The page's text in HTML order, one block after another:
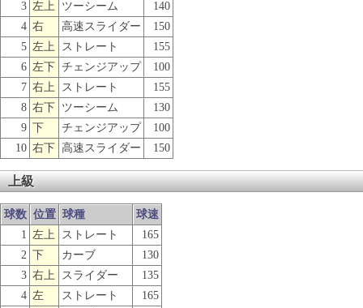
3 左上 ツーシーム
140
4 右 高速スライダー
150
5 左上 ストレート
155
6 左下 チェンジアップ
100
7 右上 ストレート
155
8 右下 ツーシーム
130
9 下 チェンジアップ
100
10 右下 高速スライダー 150
上級
球数 位置 球種
球速
1
左上 ストレート
165
2 下 カーブ
130
3 右上 スライダー
135
4 左 ストレート
165